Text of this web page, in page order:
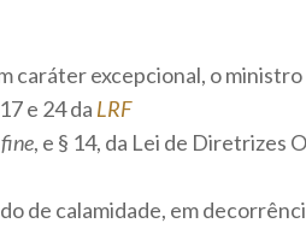
caráter excepcional, o
e 24 da LRF
, e § 14, da Lei de Diretrizes
de calamidade, em